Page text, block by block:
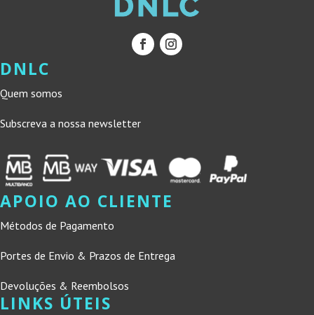
DNLC
Quem somos
Subscreva a nossa newsletter
APOIO AO CLIENTE
Métodos de Pagamento
Portes de Envio & Prazos de Entrega
Devoluções & Reembolsos
LINKS ÚTEIS